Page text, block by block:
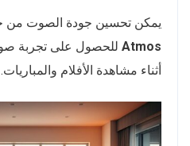
يمكن تحسين جودة الصوت من
Atmos للحصول على تجربة
أثناء مشاهدة الأفلام والمباريات.